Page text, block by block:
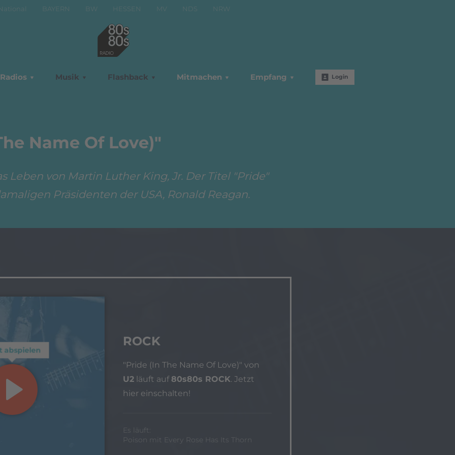
BAYERN BW HESSEN MV NDS NRW
Radios Musik Flashback Mitmachen Empfang Login
Name Of Love)"
Leben von Martin Luther King, Jr. Der Titel "Pride"
Präsidenten der USA, Ronald Reagan.
abspielen
ROCK
"Pride (In The Name Of Love)" von
U2 läuft auf 80s80s ROCK. Jetzt
hier einschalten!
Es läuft:
Poison mit Every Rose Has Its Thorn